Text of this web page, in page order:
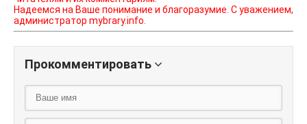
Надеемся на Ваше понимание и благоразумие. С уважением,
администратор mybrary.info.
Прокомментировать